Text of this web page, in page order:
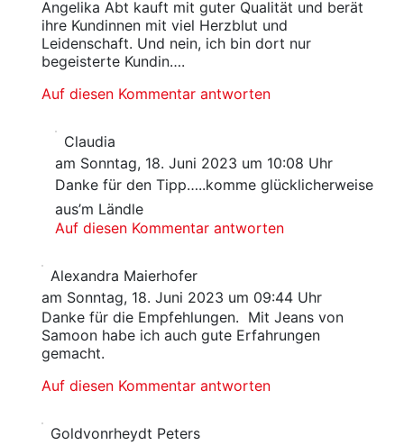
Angelika Abt kauft mit guter Qualität und berät
ihre Kundinnen mit viel Herzblut und
Leidenschaft. Und nein, ich bin dort nur
begeisterte Kundin….
Auf diesen Kommentar antworten
Claudia
am Sonntag, 18. Juni 2023 um 10:08 Uhr
Danke für den Tipp…..komme glücklicherweise
aus’m Ländle
Auf diesen Kommentar antworten
Alexandra Maierhofer
am Sonntag, 18. Juni 2023 um 09:44 Uhr
Danke für die Empfehlungen. Mit Jeans von
Samoon habe ich auch gute Erfahrungen
gemacht.
Auf diesen Kommentar antworten
Goldvonrheydt Peters